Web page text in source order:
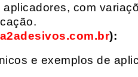
com
):
e exemplos de